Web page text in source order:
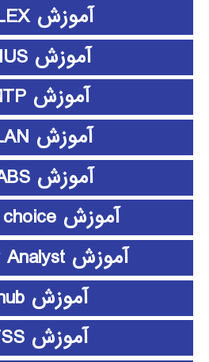
آموزش CPLEX
آموزش EDIUS
آموزش EMTP
آموزش ePLAN
آموزش ETABS
آموزش expert choice
آموزش Frontier Analyst
آموزش github
آموزش HFSS